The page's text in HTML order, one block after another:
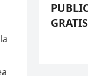
GRATIS